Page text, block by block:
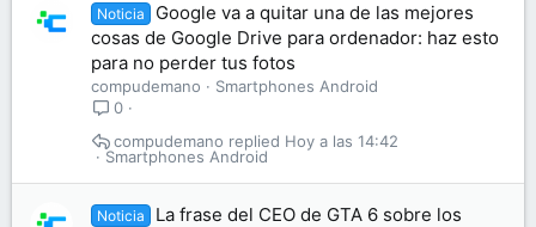
Noticia
Google va a quitar una de las mejores
cosas de Google Drive para ordenador: haz esto
para no perder tus fotos
compudemano
Smartphones Android
0
Smartphones Android
Hoy a las 14:42
compudemano
Noticia
La frase del CEO de GTA 6 sobre los